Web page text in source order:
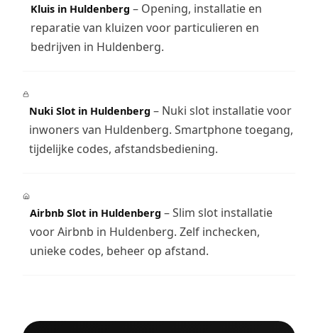
Kluis in Huldenberg – Opening, installatie en
reparatie van kluizen voor particulieren en
bedrijven in Huldenberg.
Nuki Slot in Huldenberg – Nuki slot installatie voor
inwoners van Huldenberg. Smartphone toegang,
tijdelijke codes, afstandsbediening.
Airbnb Slot in Huldenberg – Slim slot installatie
voor Airbnb in Huldenberg. Zelf inchecken,
unieke codes, beheer op afstand.